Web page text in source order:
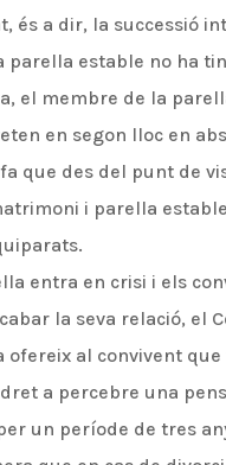
és a dir, la successió
parella estable no ha
el membre de la
en segon lloc en
que des del punt de
i parella
entra en crisi i els
la seva relació, el
ofereix al convivent
a percebre una
un període de tres